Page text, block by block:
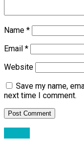
Name *
Email *
Website
Save my name,
next time I comment.